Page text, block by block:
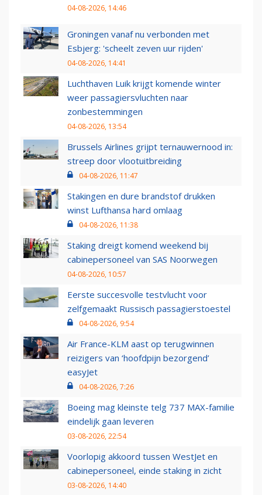
04-08-2026, 14:46
Groningen vanaf nu verbonden met
Esbjerg: 'scheelt zeven uur rijden'
04-08-2026, 14:41
Luchthaven Luik krijgt komende winter
weer passagiersvluchten naar
zonbestemmingen
04-08-2026, 13:54
Brussels Airlines grijpt ternauwernood in:
streep door vlootuitbreiding
04-08-2026, 11:47
Stakingen en dure brandstof drukken
winst Lufthansa hard omlaag
04-08-2026, 11:38
Staking dreigt komend weekend bij
cabinepersoneel van SAS Noorwegen
04-08-2026, 10:57
Eerste succesvolle testvlucht voor
zelfgemaakt Russisch passagierstoestel
04-08-2026, 9:54
Air France-KLM aast op terugwinnen
reizigers van ‘hoofdpijn bezorgend’
easyJet
04-08-2026, 7:26
Boeing mag kleinste telg 737 MAX-familie
eindelijk gaan leveren
03-08-2026, 22:54
Voorlopig akkoord tussen WestJet en
cabinepersoneel, einde staking in zicht
03-08-2026, 14:40